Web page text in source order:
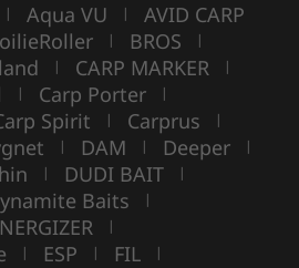
| Aqua VU | AVID CARP
| BROS |
| CARP MARKER |
| Carp Porter |
Spirit | Carprus |
| DAM | Deeper |
| DUDI BAIT |
Baits |
|
| ESP | FIL |